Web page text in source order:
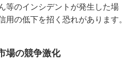
等のインシデントが発生した場
の低下を招く恐れがあります。
場の競争激化